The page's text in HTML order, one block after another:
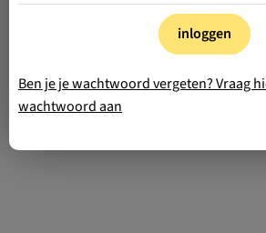
inloggen
Ben je je wachtwoord vergeten? Vraag
wachtwoord aan